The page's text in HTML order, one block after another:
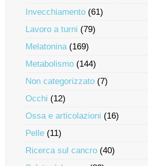
Invecchiamento (61)
Lavoro a turni (79)
Melatonina(169)
Metabolismo (144)
Non categorizzato (7)
Occhi (12)
Ossa e articolazioni (16)
Pelle (11)
Ricerca sul cancro (40)